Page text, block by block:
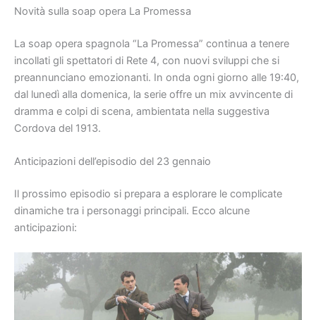
Novità sulla soap opera La Promessa
La soap opera spagnola “La Promessa” continua a tenere
incollati gli spettatori di Rete 4, con nuovi sviluppi che si
preannunciano emozionanti. In onda ogni giorno alle 19:40,
dal lunedì alla domenica, la serie offre un mix avvincente di
dramma e colpi di scena, ambientata nella suggestiva
Cordova del 1913.
Anticipazioni dell’episodio del 23 gennaio
Il prossimo episodio si prepara a esplorare le complicate
dinamiche tra i personaggi principali. Ecco alcune
anticipazioni: